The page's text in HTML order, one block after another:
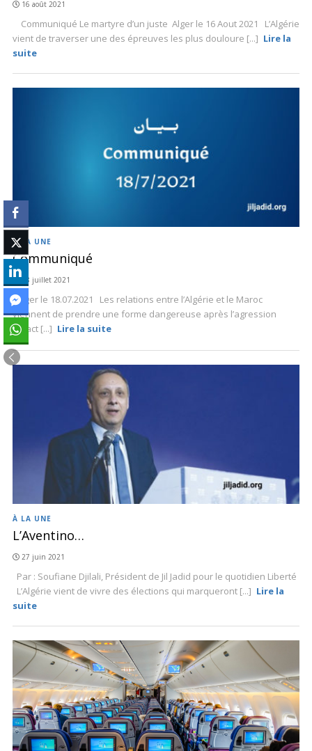
16 août 2021
Communiqué Le martyre d’un juste Alger le 16 Aout 2021 L’Algérie
vient de traverser une des épreuves les plus douloure [...] Lire la
suite
À LA UNE
Communiqué
18 juillet 2021
Alger le 18.07.2021 Les relations entre l’Algérie et le Maroc
viennent de prendre une forme dangereuse après l’agression
caract [...] Lire la suite
À LA UNE
L’Aventino…
27 juin 2021
Par : Soufiane Djilali, Président de Jil Jadid pour le quotidien Liberté
L’Algérie vient de vivre des élections qui marqueront [...] Lire la
suite